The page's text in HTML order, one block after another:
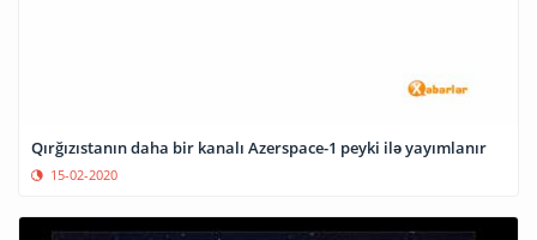
Qırğızıstanın daha bir kanalı Azerspace-1 peyki ilə yayımlanır
15-02-2020